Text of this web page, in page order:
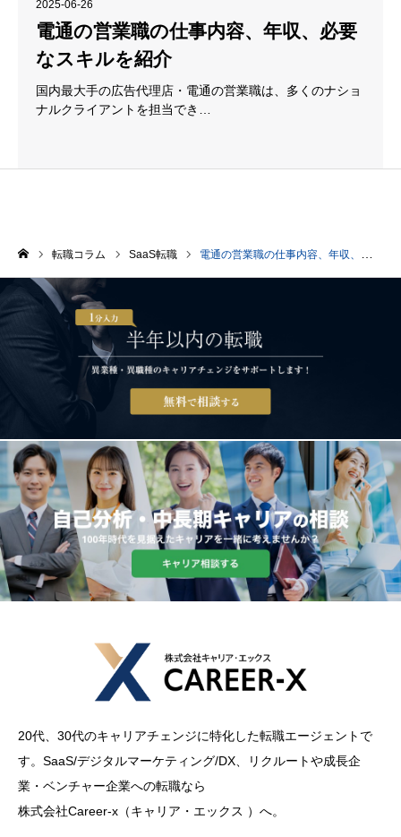
2025-06-26
電通の営業職の仕事内容、年収、必要
なスキルを紹介
国内最大手の広告代理店・電通の営業職は、多くのナショ
ナルクライアントを担当でき…
転職コラム SaaS転職 電通の営業職の仕事内容、年収、必要なスキルを紹介
20代、30代のキャリアチェンジに特化した転職エージェントで
す。SaaS/デジタルマーケティング/DX、リクルートや成長企
業・ベンチャー企業への転職なら
株式会社Career-x（キャリア・エックス ）へ。